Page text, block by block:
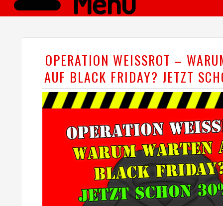
OPERATION WEISSROT –
AUF BLACK FRIDAY? JETZT